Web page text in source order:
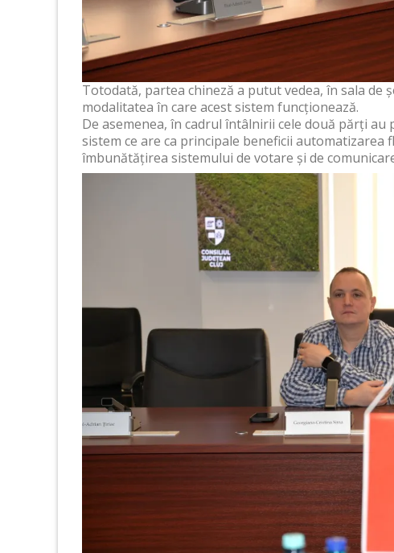
Totodată, partea chineză a putut vedea, în sala
modalitatea în care acest sistem funcționează.
De asemenea, în cadrul întâlnirii cele două părți
sistem ce are ca principale beneficii
îmbunătățirea sistemului de votare și de